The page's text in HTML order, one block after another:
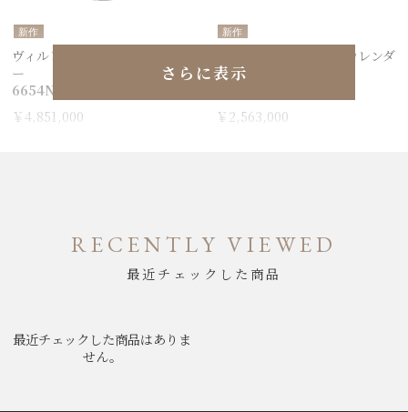
新作
ヴィルレ コンプリートカレンダ
ー
6654N 3646 55B
￥4,851,000
新作
ヴィルレ コンプリートカレンダ
ー
￥2,563,000
さらに表示
RECENTLY VIEWED
最近チェックした商品
最近チェックした商品はありま
せん。